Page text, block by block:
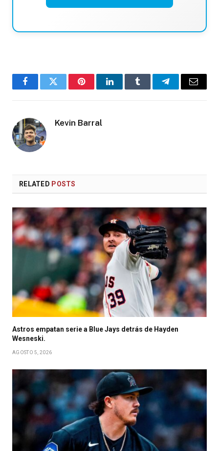
FacebookTwitter PinterestLinkedInTumblr TelegramEmail
Kevin Barral
RELATED POSTS
Astros empatan serie a Blue Jays detrás de Hayden
Wesneski.
AGOSTO 5, 2026